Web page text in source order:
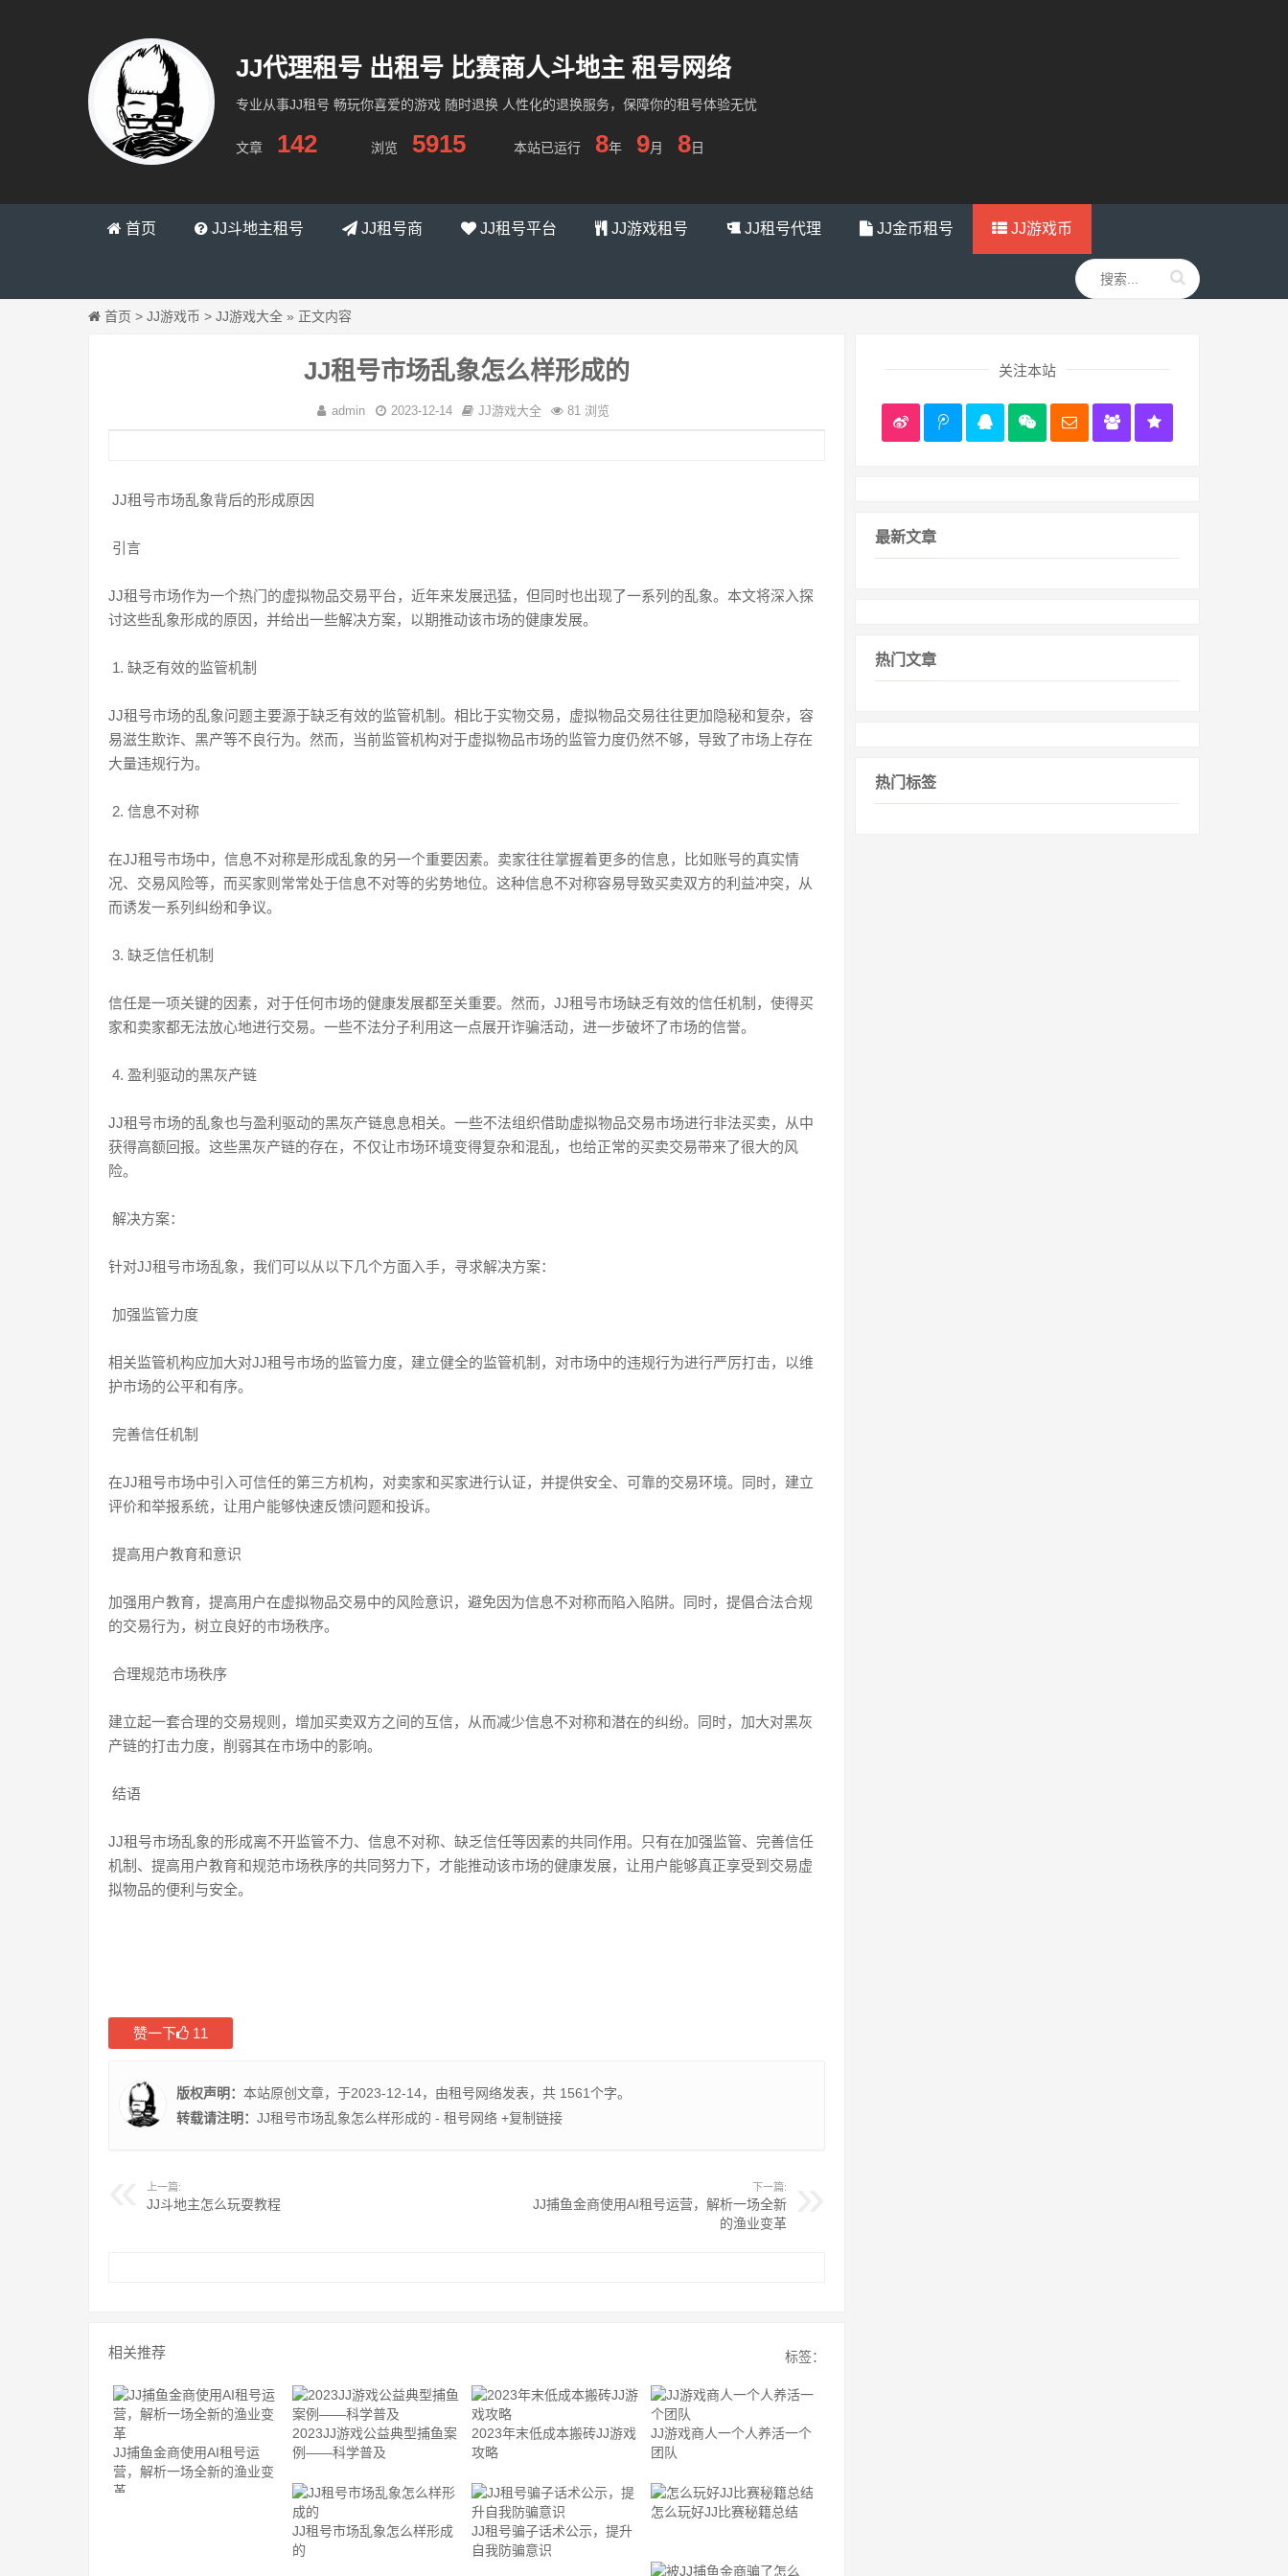
JJ代理租号 出租号 比赛商人斗地主 租号网络
专业从事JJ租号 畅玩你喜爱的游戏 随时退换 人性化的退换服务，保障你的租号体验无忧
文章 142 浏览 5915 本站已运行 8年 9月 8日
首页 JJ斗地主租号 JJ租号商 JJ租号平台 JJ游戏租号 JJ租号代理 JJ金币租号 JJ游戏币
首页 > JJ游戏币 > JJ游戏大全 » 正文内容
JJ租号市场乱象怎么样形成的
admin 2023-12-14 JJ游戏大全 81 浏览
JJ租号市场乱象背后的形成原因
引言
JJ租号市场作为一个热门的虚拟物品交易平台，近年来发展迅猛，但同时也出现了一系列的乱象。本文将深入探
讨这些乱象形成的原因，并给出一些解决方案，以期推动该市场的健康发展。
1. 缺乏有效的监管机制
JJ租号市场的乱象问题主要源于缺乏有效的监管机制。相比于实物交易，虚拟物品交易往往更加隐秘和复杂，容
易滋生欺诈、黑产等不良行为。然而，当前监管机构对于虚拟物品市场的监管力度仍然不够，导致了市场上存在
大量违规行为。
2. 信息不对称
在JJ租号市场中，信息不对称是形成乱象的另一个重要因素。卖家往往掌握着更多的信息，比如账号的真实情
况、交易风险等，而买家则常常处于信息不对等的劣势地位。这种信息不对称容易导致买卖双方的利益冲突，从
而诱发一系列纠纷和争议。
3. 缺乏信任机制
信任是一项关键的因素，对于任何市场的健康发展都至关重要。然而，JJ租号市场缺乏有效的信任机制，使得买
家和卖家都无法放心地进行交易。一些不法分子利用这一点展开诈骗活动，进一步破坏了市场的信誉。
4. 盈利驱动的黑灰产链
JJ租号市场的乱象也与盈利驱动的黑灰产链息息相关。一些不法组织借助虚拟物品交易市场进行非法买卖，从中
获得高额回报。这些黑灰产链的存在，不仅让市场环境变得复杂和混乱，也给正常的买卖交易带来了很大的风
险。
解决方案：
针对JJ租号市场乱象，我们可以从以下几个方面入手，寻求解决方案：
加强监管力度
相关监管机构应加大对JJ租号市场的监管力度，建立健全的监管机制，对市场中的违规行为进行严厉打击，以维
护市场的公平和有序。
完善信任机制
在JJ租号市场中引入可信任的第三方机构，对卖家和买家进行认证，并提供安全、可靠的交易环境。同时，建立
评价和举报系统，让用户能够快速反馈问题和投诉。
提高用户教育和意识
加强用户教育，提高用户在虚拟物品交易中的风险意识，避免因为信息不对称而陷入陷阱。同时，提倡合法合规
的交易行为，树立良好的市场秩序。
合理规范市场秩序
建立起一套合理的交易规则，增加买卖双方之间的互信，从而减少信息不对称和潜在的纠纷。同时，加大对黑灰
产链的打击力度，削弱其在市场中的影响。
结语
JJ租号市场乱象的形成离不开监管不力、信息不对称、缺乏信任等因素的共同作用。只有在加强监管、完善信任
机制、提高用户教育和规范市场秩序的共同努力下，才能推动该市场的健康发展，让用户能够真正享受到交易虚
拟物品的便利与安全。
赞一下 11
版权声明： 本站原创文章，于2023-12-14，由租号网络发表，共 1561个字。
转载请注明： JJ租号市场乱象怎么样形成的 - 租号网络 +复制链接
上一篇:
JJ斗地主怎么玩耍教程
下一篇:
JJ捕鱼金商使用AI租号运营，解析一场全新
的渔业变革
相关推荐 标签：
JJ捕鱼金商使用AI租号运
营，解析一场全新的渔业变
革
2023JJ游戏公益典型捕鱼案
例——科学普及
2023年末低成本搬砖JJ游戏
攻略
JJ游戏商人一个人养活一个
团队
JJ租号市场乱象怎么样形成
的
JJ租号骗子话术公示，提升
自我防骗意识
怎么玩好JJ比赛秘籍总结
关注本站
最新文章
热门文章
热门标签